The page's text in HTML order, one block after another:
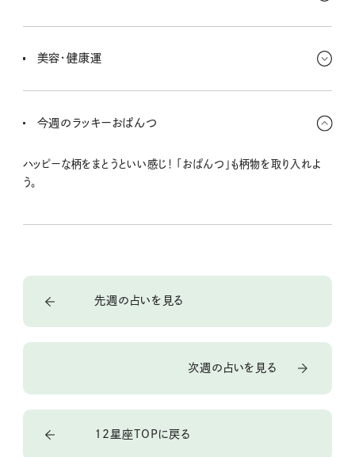
きな糧になるから大丈夫。何のために生きてるって、そういう楽しみ
美容・健康運
ながらできるエクササイズともとっても相性が良くて、ワクワクしなが
今週のラッキーおぱんつ
ハッピーな柄をまとうといい感じ！ 「おぱんつ」も柄物を取り入れよ
う。
先週の占いを見る
次週の占いを見る
12星座TOPに戻る